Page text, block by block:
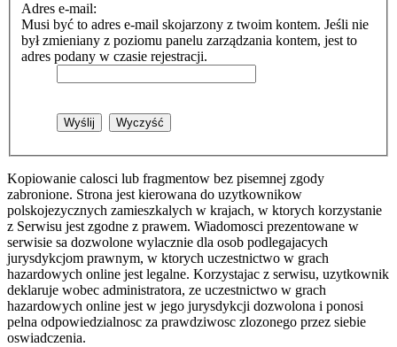
Adres e-mail:
Musi być to adres e-mail skojarzony z twoim kontem. Jeśli nie
był zmieniany z poziomu panelu zarządzania kontem, jest to
adres podany w czasie rejestracji.
Kopiowanie calosci lub fragmentow bez pisemnej zgody
zabronione. Strona jest kierowana do uzytkownikow
polskojezycznych zamieszkalych w krajach, w ktorych korzystanie
z Serwisu jest zgodne z prawem. Wiadomosci prezentowane w
serwisie sa dozwolone wylacznie dla osob podlegajacych
jurysdykcjom prawnym, w ktorych uczestnictwo w grach
hazardowych online jest legalne. Korzystajac z serwisu, uzytkownik
deklaruje wobec administratora, ze uczestnictwo w grach
hazardowych online jest w jego jurysdykcji dozwolona i ponosi
pelna odpowiedzialnosc za prawdziwosc zlozonego przez siebie
oswiadczenia.